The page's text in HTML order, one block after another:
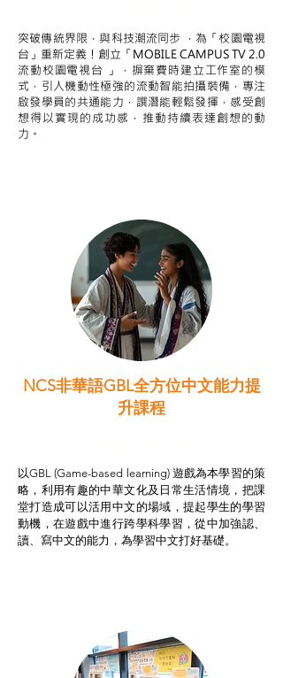
突破傳統界限，與科技潮流同步 ，為「校園電視
台」重新定義！創立「MOBILE CAMPUS TV 2.0
流動校園電視台 」，摒棄費時建立工作室的模
式，引人機動性極強的流動智能拍攝裝備，專注
啟發學員的共通能力，譔潛能輕鬆發揮，感受創
想得以實現的成功感，推動持續表達創想的動
力。
NCS非華語GBL全方位中文能力提
升課程
以GBL (Game-based learning) 遊戲為本學習的策
略，利用有趣的中華文化及日常生活情境，把課
堂打造成可以活用中文的場域，提起學生的學習
動機，在遊戲中進行跨學科學習，從中加強認、
讀、寫中文的能力，為學習中文打好基礎。